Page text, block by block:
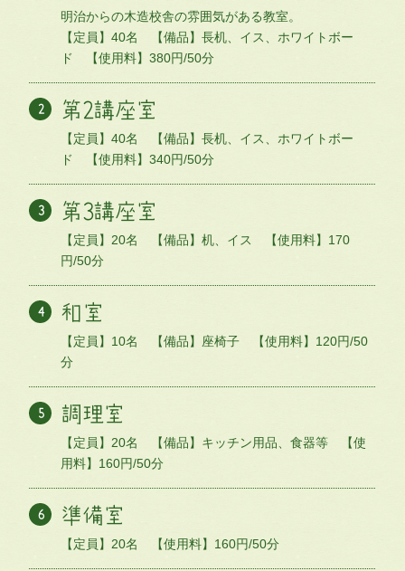
明治からの木造校舎の雰囲気がある教室。
【定員】40名 【備品】長机、イス、ホワイトボー
ド 【使用料】380円/50分
第2講座室
【定員】40名 【備品】長机、イス、ホワイトボー
ド 【使用料】340円/50分
第3講座室
【定員】20名 【備品】机、イス 【使用料】170
円/50分
和室
【定員】10名 【備品】座椅子 【使用料】120円/50
分
調理室
【定員】20名 【備品】キッチン用品、食器等 【使
用料】160円/50分
準備室
【定員】20名 【使用料】160円/50分